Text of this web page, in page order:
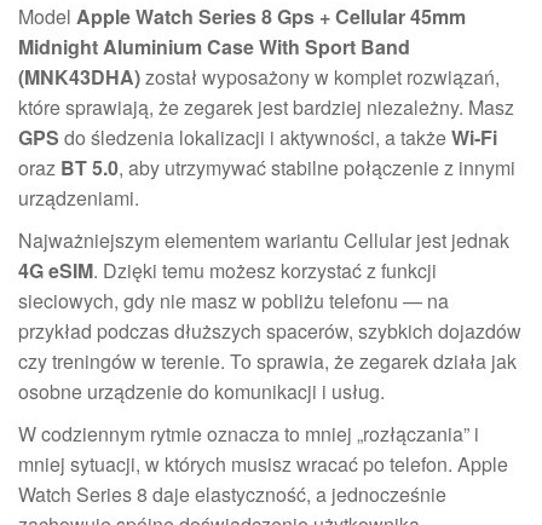
Model Apple Watch Series 8 Gps + Cellular 45mm
Midnight Aluminium Case With Sport Band
(MNK43DHA)został wyposażony w komplet rozwiązań,
które sprawiają, że zegarek jest bardziej niezależny. Masz
GPS do śledzenia lokalizacji i aktywności, a takżeWi‑Fi
oraz BT 5.0, aby utrzymywać stabilne połączenie z innymi
urządzeniami.
Najważniejszym elementem wariantu Cellular jest jednak
4G eSIM. Dzięki temu możesz korzystać z funkcji
sieciowych, gdy nie masz w pobliżu telefonu — na
przykład podczas dłuższych spacerów, szybkich dojazdów
czy treningów w terenie. To sprawia, że zegarek działa jak
osobne urządzenie do komunikacji i usług.
W codziennym rytmie oznacza to mniej „rozłączania” i
mniej sytuacji, w których musisz wracać po telefon. Apple
Watch Series 8 daje elastyczność, a jednocześnie